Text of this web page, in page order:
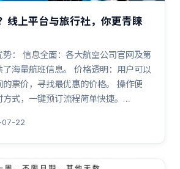
线上平台与旅行社，你更青睐
： 信息全面：各大航空公司官网及第
海量航班信息。 价格透明：用户可以
票价，寻找最优惠的价格。 操作便
方式，一键预订流程简单快捷。…
07-22